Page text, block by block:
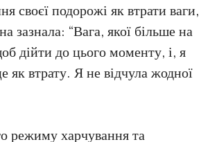
своєї подорожі як втрати ваги,
зазнала: “Вага, якої більше на
дійти до цього моменту, і, я
втрату. Я не відчула жодної
режиму харчування та